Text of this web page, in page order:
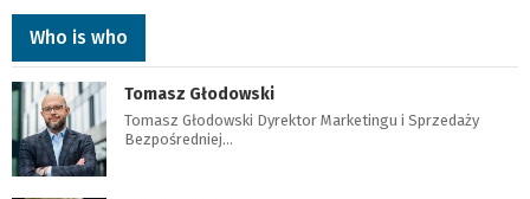
Who is who
Tomasz Głodowski
Tomasz Głodowski Dyrektor Marketingu i Sprzedaży
Bezpośredniej…